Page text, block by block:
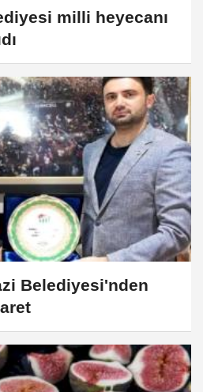
milli heyecanı
Belediyesi'nden